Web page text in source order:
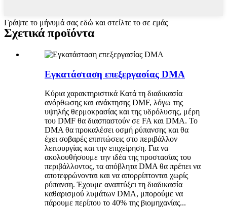
Γράψτε το μήνυμά σας εδώ και στείλτε το σε εμάς
Σχετικά προϊόντα
Εγκατάσταση επεξεργασίας DMA
Κύρια χαρακτηριστικά Κατά τη διαδικασία
ανόρθωσης και ανάκτησης DMF, λόγω της
υψηλής θερμοκρασίας και της υδρόλυσης, μέρη
του DMF θα διασπαστούν σε FA και DMA. Το
DMA θα προκαλέσει οσμή ρύπανσης και θα
έχει σοβαρές επιπτώσεις στο περιβάλλον
λειτουργίας και την επιχείρηση. Για να
ακολουθήσουμε την ιδέα της προστασίας του
περιβάλλοντος, τα απόβλητα DMA θα πρέπει να
αποτεφρώνονται και να απορρίπτονται χωρίς
ρύπανση. Έχουμε αναπτύξει τη διαδικασία
καθαρισμού λυμάτων DMA, μπορούμε να
πάρουμε περίπου το 40% της βιομηχανίας...